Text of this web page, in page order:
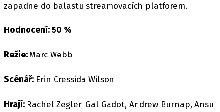
zapadne do balastu streamovacích platforem.
Hodnocení: 50 %
Režie:Marc Webb
Scénář: Erin Cressida Wilson
Hrají: Rachel Zegler, Gal Gadot, Andrew Burnap, Ansu